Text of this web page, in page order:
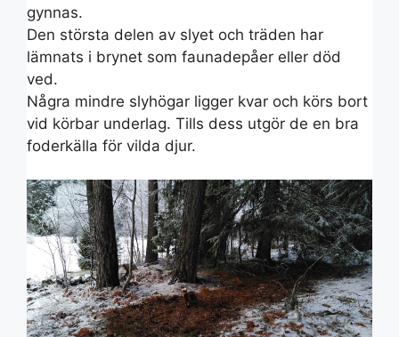
gynnas.
Den största delen av slyet och träden har
lämnats i brynet som faunadepåer eller död
ved.
Några mindre slyhögar ligger kvar och körs bort
vid körbar underlag. Tills dess utgör de en bra
foderkälla för vilda djur.